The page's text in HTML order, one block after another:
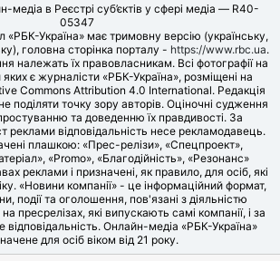
медіа в Реєстрі суб’єктів у сфері медіа — R40-
05347
«РБК-Україна» має тримовну версію (українську,
головна сторінка порталу - https://www.rbc.ua.
належать їх правовласникам. Всі фотографії на
є журналісти «РБК-Україна», розміщені на
Commons Attribution 4.0 International. Редакція
поділяти точку зору авторів. Оціночні судження
та доведенню їх правдивості. За
реклами відповідальність несе рекламодавець.
плашкою: «Прес-релізи», «Спецпроект»,
«Promo», «Благодійність», «Резонанс»
реклами і призначені, як правило, для осіб, які
«Новини компанії» - це інформаційний формат,
події та оголошення, пов'язані з діяльністю
пресрелізах, які випускають самі компанії, і за
відповідальність. Онлайн-медіа «РБК-Україна»
для осіб віком від 21 року.